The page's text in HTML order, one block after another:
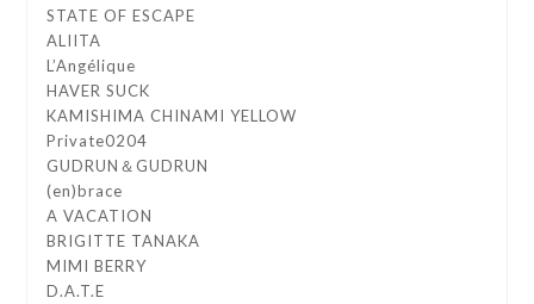
STATE OF ESCAPE
ALIITA
L’Angélique
HAVER SUCK
KAMISHIMA CHINAMI YELLOW
Private0204
GUDRUN＆GUDRUN
(en)brace
A VACATION
BRIGITTE TANAKA
MIMI BERRY
D.A.T.E